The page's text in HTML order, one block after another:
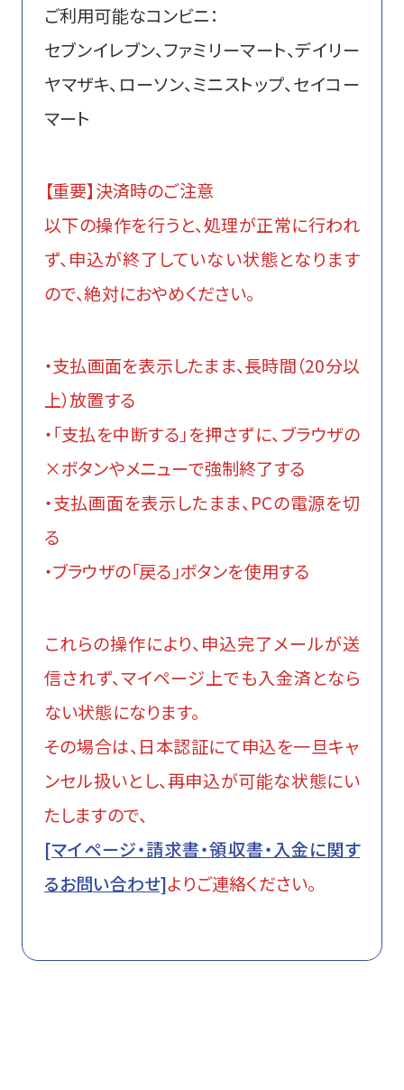
ご利用可能なコンビニ：
セブンイレブン、ファミリーマート、デイリー
ヤマザキ、ローソン、ミニストップ、セイコー
マート
【重要】決済時のご注意
以下の操作を行うと、処理が正常に行われ
ず、申込が終了していない状態となります
ので、絶対におやめください。
・支払画面を表示したまま、長時間（20分以
上）放置する
・「支払を中断する」を押さずに、ブラウザの
×ボタンやメニューで強制終了する
・支払画面を表示したまま、PCの電源を切
る
・ブラウザの「戻る」ボタンを使用する
これらの操作により、申込完了メールが送
信されず、マイページ上でも入金済となら
ない状態になります。
その場合は、日本認証にて申込を一旦キャ
ンセル扱いとし、再申込が可能な状態にい
たしますので、
[マイページ・請求書・領収書・入金に関す
るお問い合わせ]よりご連絡ください。